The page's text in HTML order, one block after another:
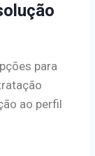
para
ao perfil